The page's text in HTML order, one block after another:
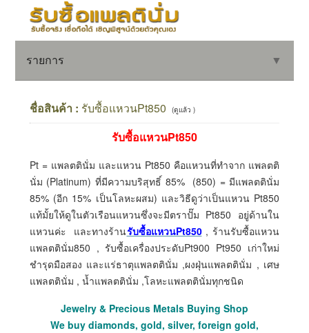
รายการ ▼
▼
ชื่อสินค้า : รับซื้อแหวนPt850 (ดูแล้ว )
รับซื้อแหวนPt850
Pt = แพลตตินั่ม และแหวน Pt850 คือแหวนที่ทำจาก แพลตติ
นั่ม (Platinum) ที่มีความบริสุทธิ์ 85% (850) = มีแพลตตินั่ม
85% (อีก 15% เป็นโลหะผสม) และวิธีดูว่าเป็นแหวน Pt850
แท้มั้ยให้ดูในตัวเรือนแหวนซึ่งจะมีตราปั๊ม Pt850 อยู่ด้านใน
แหวนค่ะ และทางร้านรับซื้อแหวนPt850, ร้านรับซื้อแหวน
แพลตตินั่ม850 , รับซื้อเครื่องประดับPt900 Pt950 เก่าใหม่
ชำรุดมือสอง และแร่ธาตุแพลตตินั่ม ,ผงฝุ่นแพลตตินั่ม , เศษ
แพลตตินั่ม , น้ำแพลตตินั่ม ,โลหะแพลตตินั่มทุกชนิด
Jewelry & Precious Metals Buying Shop
We buy diamonds, gold, silver, foreign gold,